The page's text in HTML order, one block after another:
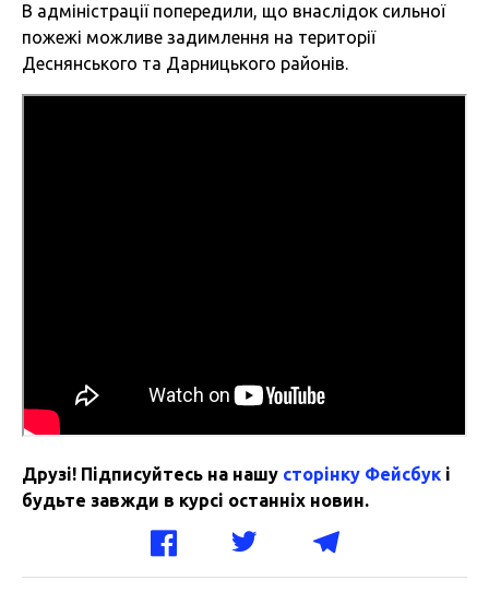
В адміністрації попередили, що внаслідок сильної
пожежі можливе задимлення на території
Деснянського та Дарницького районів.
Друзі! Підписуйтесь на нашу сторінку Фейсбук і
будьте завжди в курсі останніх новин.